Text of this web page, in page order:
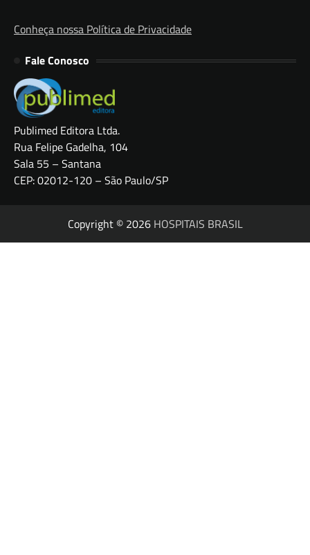
Conheça nossa Política de Privacidade
Fale Conosco
Publimed Editora Ltda.
Rua Felipe Gadelha, 104
Sala 55 – Santana
CEP: 02012-120 – São Paulo/SP
Copyright © 2026 HOSPITAIS BRASIL